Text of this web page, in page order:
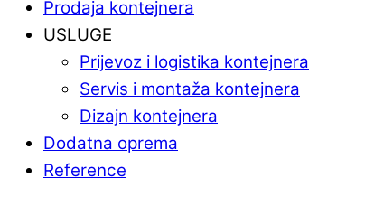
Prodaja kontejnera
USLUGE
Prijevoz i logistika kontejnera
Servis i montaža kontejnera
Dizajn kontejnera
Dodatna oprema
Reference